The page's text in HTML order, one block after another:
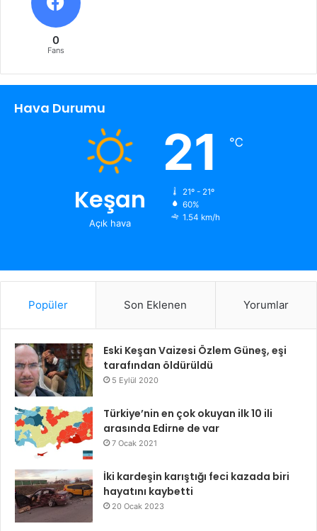
0
Fans
Hava Durumu
Keşan
Açık hava
21 ℃
21º - 21º
60%
1.54 km/h
Popüler Son Eklenen Yorumlar
Eski Keşan Vaizesi Özlem Güneş, eşi
tarafından öldürüldü
5 Eylül 2020
Türkiye’nin en çok okuyan ilk 10 ili
arasında Edirne de var
7 Ocak 2021
İki kardeşin karıştığı feci kazada biri
hayatını kaybetti
20 Ocak 2023